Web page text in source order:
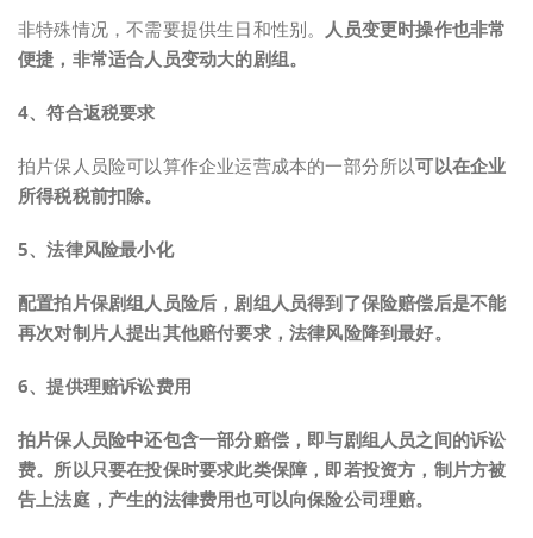
非特殊情况，不需要提供生日和性别。
人员变更时操作也非常
便捷 ， 非常适合人员变动大的剧组。
4、符合返税要求
拍片保人员险可以算作企业运营成本的一部分所以可以在企业
所得税税前扣除。
5、法律风险最小化
配置拍片保剧组人员险后，剧组人员得到了保险赔偿后是不能
再次对制片人提出其他赔付要求，法律风险降到最好。
6、提供理赔诉讼费用
拍片保人员险中还包含一部分赔偿，即与剧组人员之间的诉讼
费。所以只要在投保时要求此类保障，即若投资方，制片方被
告上法庭，产生的法律费用也可以向保险公司理赔。